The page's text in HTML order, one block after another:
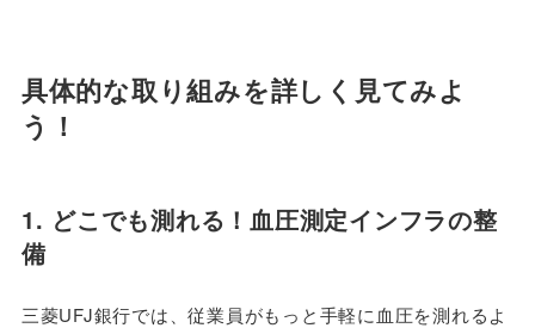
具体的な取り組みを詳しく見てみよ
う！
1. どこでも測れる！血圧測定インフラの整
備
三菱UFJ銀行では、従業員がもっと手軽に血圧を測れるよ